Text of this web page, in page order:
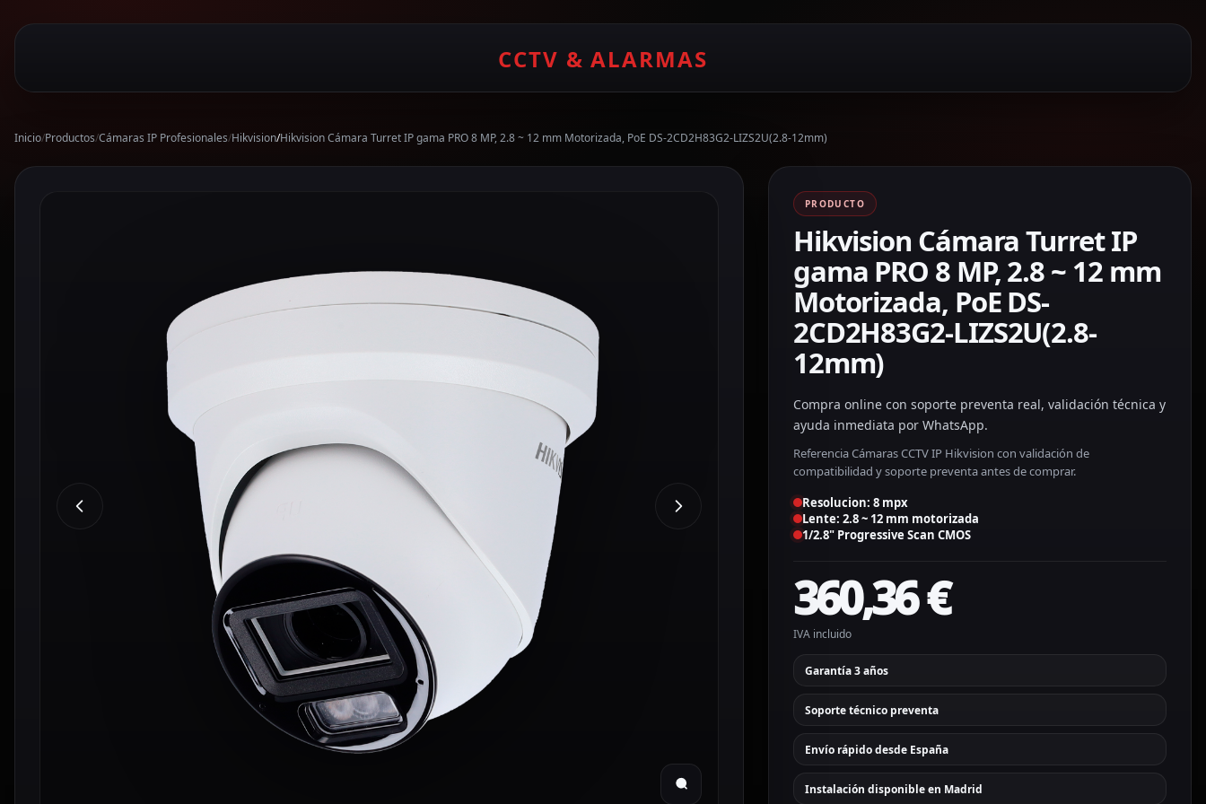
CCTV & ALARMAS
Inicio/Productos/Cámaras IP Profesionales/Hikvision/Hikvision Cámara Turret IP gama PRO 8 MP, 2.8 ~ 12 mm Motorizada, PoE DS-2CD2H83G2-LIZS2U(2.8-12mm)
PRODUCTO
Hikvision Cámara Turret IP
gama PRO 8 MP, 2.8 ~ 12 mm
Motorizada, PoE DS-
2CD2H83G2-LIZS2U(2.8-
12mm)
Compra online con soporte preventa real, validación técnica y
ayuda inmediata por WhatsApp.
Referencia Cámaras CCTV IP Hikvision con validación de
compatibilidad y soporte preventa antes de comprar.
Resolucion: 8 mpx
Lente: 2.8 ~ 12 mm motorizada
1/2.8" Progressive Scan CMOS
360,36€
IVA incluido
Garantía 3 años
Soporte técnico preventa
Envío rápido desde España
Instalación disponible en Madrid